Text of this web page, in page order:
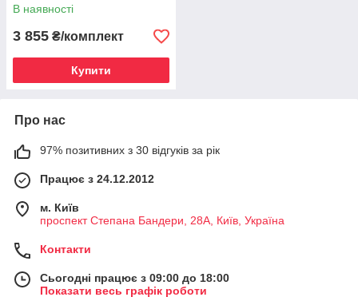
В наявності
3 855 ₴/комплект
Купити
Про нас
97% позитивних з 30 відгуків за рік
Працює з 24.12.2012
м. Київ
проспект Степана Бандери, 28А, Київ, Україна
Контакти
Сьогодні працює з 09:00 до 18:00
Показати весь графік роботи